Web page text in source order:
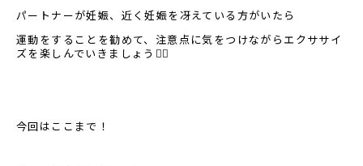
パートナーが妊娠、近く妊娠を冴えている方がいたら
運動をすることを勧めて、注意点に気をつけながらエクササイ
ズを楽しんでいきましょう🙆‍♂️
今回はここまで！